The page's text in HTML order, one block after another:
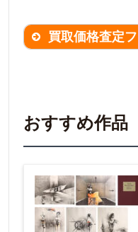
買取価格査定
※不明な項目は空欄
▼
作品の作家名 【任意
おすすめ作品